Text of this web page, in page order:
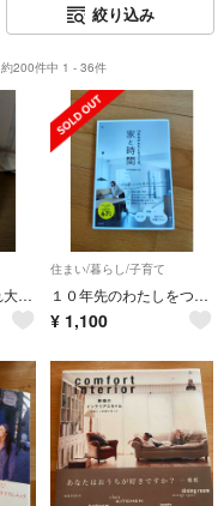
絞り込み
約200件中 1 - 36件
美輪明宏のおしゃれ大図鑑
住まい/暮らし/子育て
１０年先のわたしをつくる、家と時間
¥ 1,100